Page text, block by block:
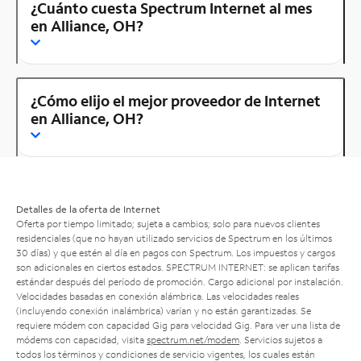
¿Cuánto cuesta Spectrum Internet al mes
en Alliance, OH?
¿Cómo elijo el mejor proveedor de Internet
en Alliance, OH?
Detalles de la oferta de Internet
Oferta por tiempo limitado; sujeta a cambios; solo para nuevos clientes
residenciales (que no hayan utilizado servicios de Spectrum en los últimos
30 días) y que estén al día en pagos con Spectrum. Los impuestos y cargos
son adicionales en ciertos estados. SPECTRUM INTERNET: se aplican tarifas
estándar después del período de promoción. Cargo adicional por instalación.
Velocidades basadas en conexión alámbrica. Las velocidades reales
(incluyendo conexión inalámbrica) varían y no están garantizadas. Se
requiere módem con capacidad Gig para velocidad Gig. Para ver una lista de
módems con capacidad, visita spectrum.net/modem . Servicios sujetos a
todos los términos y condiciones de servicio vigentes, los cuales están